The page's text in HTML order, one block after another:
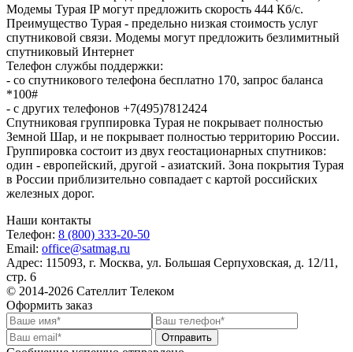
Модемы Турая IP могут предложить скорость 444 Кб/с.
Преимущество Турая - предельно низкая стоимость услуг
спутниковой связи. Модемы могут предложить безлимитный
спутниковый Интернет
Телефон службы поддержки:
- со спутникового телефона бесплатно 170, запрос баланса
*100#
- с других телефонов +7(495)7812424
Спутниковая группировка Турая не покрывает полностью
Земной Шар, и не покрывает полностью территорию России.
Группировка состоит из двух геостационарных спутников:
один - европейский, другой - азиатский. Зона покрытия Турая
в России приблизительно совпадает с картой российских
железных дорог.
Наши контакты
Телефон: 8 (800) 333-20-50
Email: office@satmag.ru
Адрес: 115093, г. Москва, ул. Большая Серпуховская, д. 12/11,
стр. 6
© 2014-2026 Сателлит Телеком
Оформить заказ
Отправить